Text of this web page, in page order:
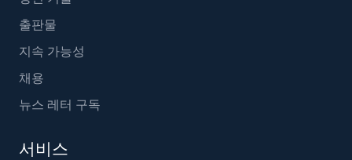
출판물
지속 가능성
채용
뉴스 레터 구독
서비스